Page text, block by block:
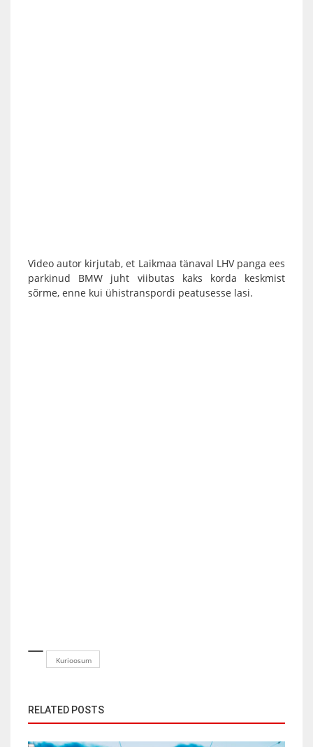
Video autor kirjutab, et Laikmaa tänaval LHV panga ees
parkinud BMW juht viibutas kaks korda keskmist
sõrme, enne kui ühistranspordi peatusesse lasi.
Kurioosum
RELATED POSTS